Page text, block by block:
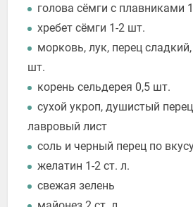
голова сёмги с плавниками
хребет сёмги 1-2 шт.
морковь, лук, перец
шт.
корень сельдерея 0,5 шт.
сухой укроп, душистый
лавровый лист
соль и черный перец по
желатин 1-2 ст. л.
свежая зелень